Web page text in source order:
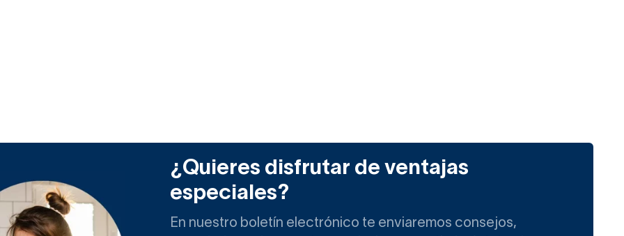
¿Quieres disfrutar de ventajas
especiales?
En nuestro boletín electrónico te enviaremos consejos,